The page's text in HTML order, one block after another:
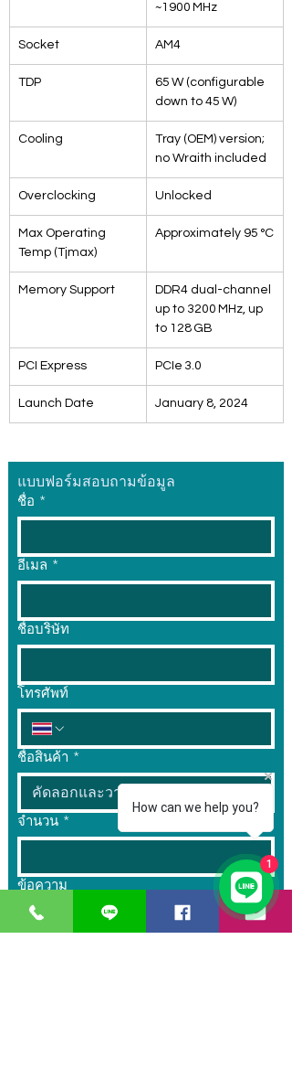
~1900 MHz
Socket AM4
TDP
65 W (configurable
down to 45 W)
Cooling
Tray (OEM) version;
no Wraith included
Overclocking Unlocked
Max Operating
Temp (Tjmax)
Approximately 95 °C
Memory Support
DDR4 dual-channel
up to 3200 MHz, up
to 128 GB
PCI Express PCIe 3.0
Launch Date January 8, 2024
แบบฟอร์มสอบถามข้อมูล
ชื่อ *
อีเมล *
ชื่อบริษัท
โทรศัพท์
ชื่อสินค้า *
จำนวน *
ข้อความ
How can we help you?
1